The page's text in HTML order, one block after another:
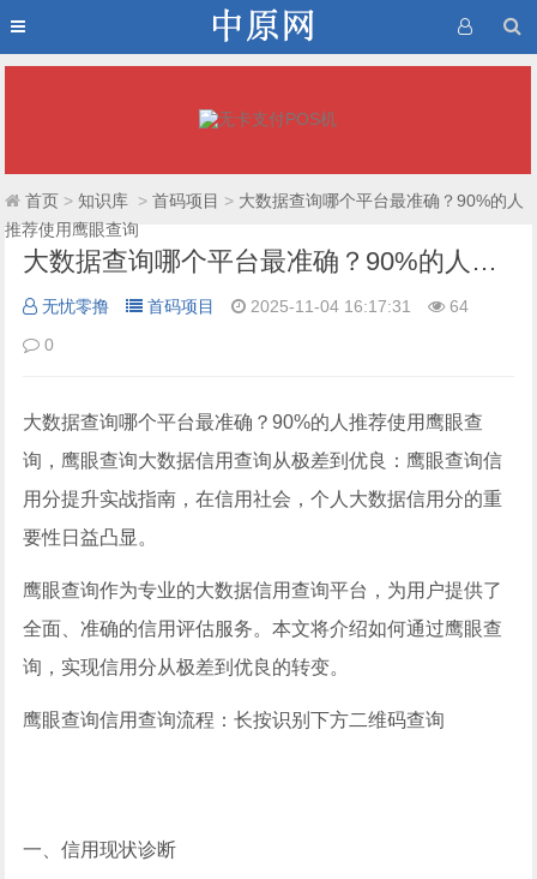
首页 >知识库 >首码项目 > 大数据查询哪个平台最准确？90%的人
推荐使用鹰眼查询
大数据查询哪个平台最准确？90%的人推荐使用鹰眼查询
无忧零撸 首码项目 2025-11-04 16:17:31
64
0
大数据查询哪个平台最准确？90%的人推荐使用鹰眼查
询，鹰眼查询大数据信用查询从极差到优良：鹰眼查询信
用分提升实战指南，在信用社会，个人大数据信用分的重
要性日益凸显。
鹰眼查询作为专业的大数据信用查询平台，为用户提供了
全面、准确的信用评估服务。本文将介绍如何通过鹰眼查
询，实现信用分从极差到优良的转变。
鹰眼查询信用查询流程：长按识别下方二维码查询
一、信用现状诊断